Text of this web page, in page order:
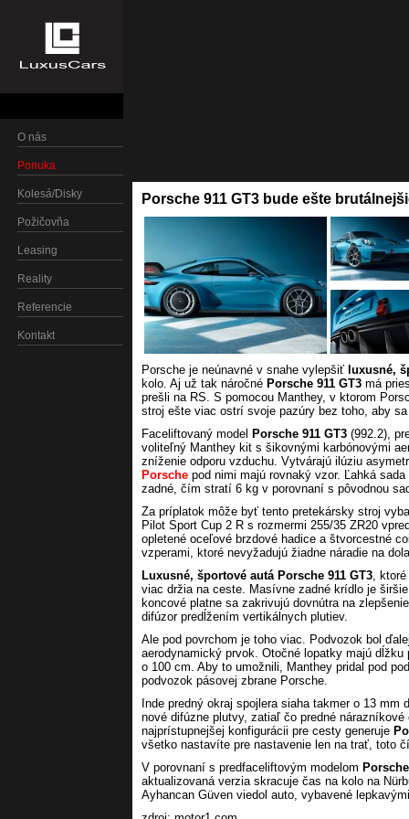
O nás
Ponuka
Kolesá/Disky
Požičovňa
Leasing
Reality
Referencie
Kontakt
Porsche 911 GT3 bude ešte
Porsche je neúnavné v snahe vylepšiť luxusné,
kolo. Aj už tak náročné Porsche 911 GT3 má
prešli na RS. S pomocou Manthey, v ktorom
stroj ešte viac ostrí svoje pazúry bez toho, aby
Faceliftovaný model Porsche 911 GT3 (992.2),
voliteľný Manthey kit s šikovnými karbónovými
zníženie odporu vzduchu. Vytvárajú ilúziu
Porsche pod nimi majú rovnaký vzor. Ľahká
zadné, čím stratí 6 kg v porovnaní s pôvodnou
Za príplatok môže byť tento pretekársky stroj
Pilot Sport Cup 2 R s rozmermi 255/35 ZR20
opletené oceľové brzdové hadice a štvorcestné
vzperami, ktoré nevyžadujú žiadne náradie na
Luxusné, športové autá Porsche 911 GT3,
viac držia na ceste. Masívne zadné krídlo je
koncové platne sa zakrivujú dovnútra na
difúzor predĺžením vertikálnych plutiev.
Ale pod povrchom je toho viac. Podvozok bol
aerodynamický prvok. Otočné lopatky majú
o 100 cm. Aby to umožnili, Manthey pridal pod
podvozok pásovej zbrane Porsche.
Inde predný okraj spojlera siaha takmer o 13
nové difúzne plutvy, zatiaľ čo predné
najprístupnejšej konfigurácii pre cesty generuje
všetko nastavíte pre nastavenie len na trať, toto
V porovnaní s predfaceliftovým modelom
aktualizovaná verzia skracuje čas na kolo na
Ayhancan Güven viedol auto, vybavené